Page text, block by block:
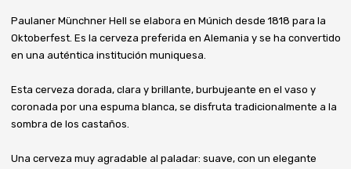
Paulaner Münchner Hell se elabora en Múnich desde 1818 para la
Oktoberfest. Es la cerveza preferida en Alemania y se ha convertido
en una auténtica institución muniquesa.
Esta cerveza dorada, clara y brillante, burbujeante en el vaso y
coronada por una espuma blanca, se disfruta tradicionalmente a la
sombra de los castaños.
Una cerveza muy agradable al paladar: suave, con un elegante